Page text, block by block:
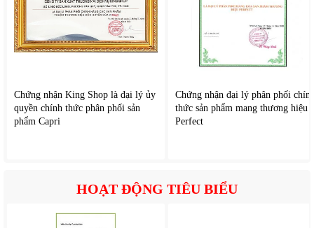
Chứng nhận King Shop là đại lý ủy
quyền chính thức phân phối sản
phẩm Capri
Chứng nhận đại lý phân phối
thức sản phẩm mang thương hiệu
Perfect
HOẠT ĐỘNG TIÊU BIỂU